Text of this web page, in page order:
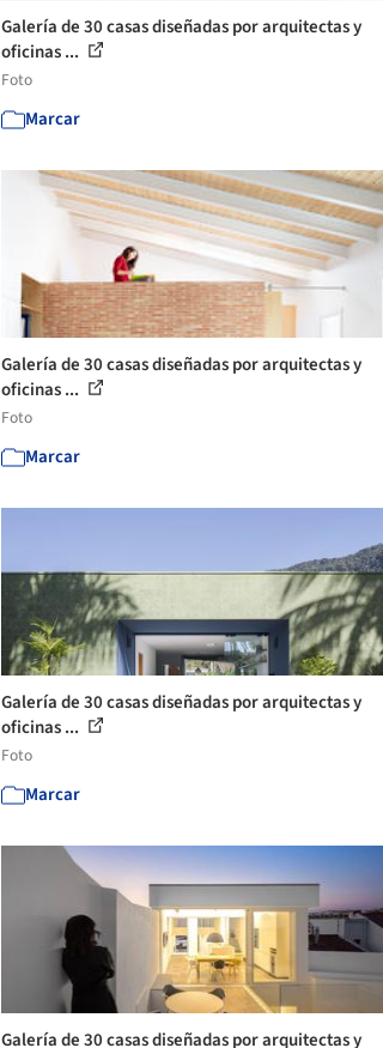
Galería de 30 casas diseñadas por arquitectas y
oficinas ...
Foto
Marcar
Galería de 30 casas diseñadas por arquitectas y
oficinas ...
Foto
Marcar
Galería de 30 casas diseñadas por arquitectas y
oficinas ...
Foto
Marcar
Galería de 30 casas diseñadas por arquitectas y